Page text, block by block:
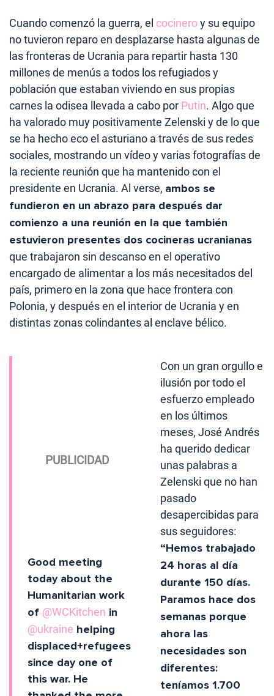
Cuando comenzó la guerra, el cocineroy su equipo
no tuvieron reparo en desplazarse hasta algunas de
las fronteras de Ucrania para repartir hasta 130
millones de menús a todos los refugiados y
población que estaban viviendo en sus propias
carnes la odisea llevada a cabo por Putin. Algo que
ha valorado muy positivamente Zelenski y de lo que
se ha hecho eco el asturiano a través de sus redes
sociales, mostrando un vídeo y varias fotografías de
la reciente reunión que ha mantenido con el
presidente en Ucrania. Al verse, ambos se
fundieron en un abrazo para después dar
comienzo a una reunión en la que también
estuvieron presentes dos cocineras ucranianas
que trabajaron sin descanso en el operativo
encargado de alimentar a los más necesitados del
país, primero en la zona que hace frontera con
Polonia, y después en el interior de Ucrania y en
distintas zonas colindantes al enclave bélico.
Good meeting
today about the
Humanitarian work
of @WCKitchen in
@ukraine helping
displaced+refugees
since day one of
this war. He
Con un gran orgullo e
ilusión por todo el
esfuerzo empleado
en los últimos
meses, José Andrés
ha querido dedicar
unas palabras a
Zelenski que no han
pasado
desapercibidas para
sus seguidores:
“Hemos trabajado
24 horas al día
durante 150 días.
Paramos hace dos
semanas porque
ahora las
necesidades son
diferentes:
teníamos 1.700